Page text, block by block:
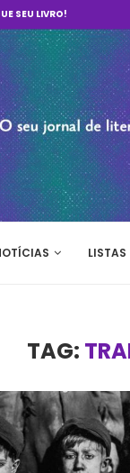
SEU LIVRO!
LISTAS
TAG: